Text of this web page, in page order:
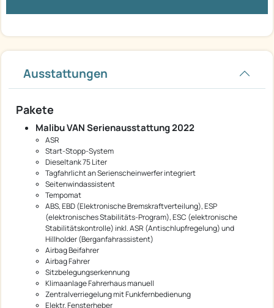
Ausstattungen
Pakete
Malibu VAN Serienausstattung 2022
ASR
Start-Stopp-System
Dieseltank 75 Liter
Tagfahrlicht an Serienscheinwerfer integriert
Seitenwindassistent
Tempomat
ABS, EBD (Elektronische Bremskraftverteilung), ESP
(elektronisches Stabilitäts-Program), ESC (elektronische
Stabilitätskontrolle) inkl. ASR (Antischlupfregelung) und
Hillholder (Berganfahrassistent)
Airbag Beifahrer
Airbag Fahrer
Sitzbelegungserkennung
Klimaanlage Fahrerhaus manuell
Zentralverriegelung mit Funkfernbedienung
Elektr. Fensterheber